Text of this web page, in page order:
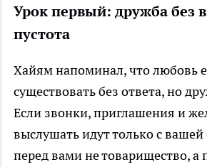
Урок первый: дружба без
пустота
Хайям напоминал, что любовь
существовать без ответа, но
Если звонки, приглашения и
выслушать идут только с вашей
перед вами не товарищество, а